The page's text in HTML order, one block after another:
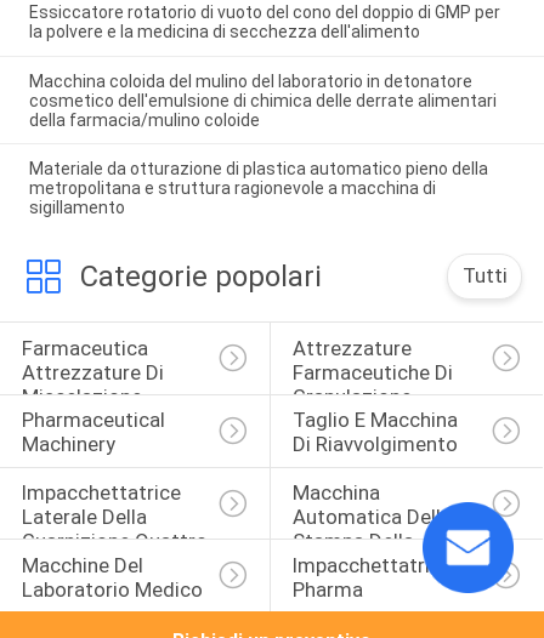
Essiccatore rotatorio di vuoto del cono del doppio di GMP per
la polvere e la medicina di secchezza dell'alimento
Macchina coloida del mulino del laboratorio in detonatore
cosmetico dell'emulsione di chimica delle derrate alimentari
della farmacia/mulino coloide
Materiale da otturazione di plastica automatico pieno della
metropolitana e struttura ragionevole a macchina di
sigillamento
Categorie popolari Tutti
Farmaceutica
Attrezzature Di
Miscelazione
Attrezzature
Farmaceutiche Di
Granulazione
Pharmaceutical
Machinery
Taglio E Macchina
Di Riavvolgimento
Impacchettatrice
Laterale Della
Guarnizione Quattro
Macchina
Automatica Della
Stampa Della
Compressa
Macchine Del
Laboratorio Medico
Impacchettatrici Di
Pharma